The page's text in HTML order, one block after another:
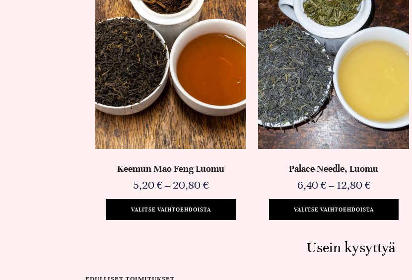
Keemun Mao Feng Luomu
5,20€– 20,80€
VALITSE VAIHTOEHDOISTA
Palace Needle, Luomu
6,40€ – 12,80€
VALITSE VAIHTOEHDOISTA
Usein kysyttyä